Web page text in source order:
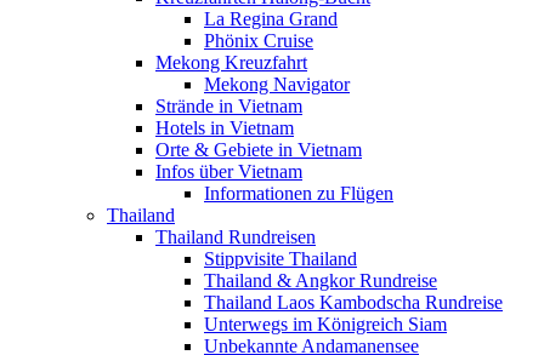
La Regina Grand
Phönix Cruise
Mekong Kreuzfahrt
Mekong Navigator
Strände in Vietnam
Hotels in Vietnam
Orte & Gebiete in Vietnam
Infos über Vietnam
Informationen zu Flügen
Thailand
Thailand Rundreisen
Stippvisite Thailand
Thailand & Angkor Rundreise
Thailand Laos Kambodscha Rundreise
Unterwegs im Königreich Siam
Unbekannte Andamanensee